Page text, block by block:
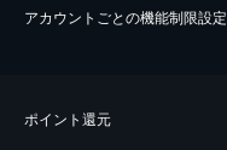
アカウントごとの機能制限設定
ポイント還元